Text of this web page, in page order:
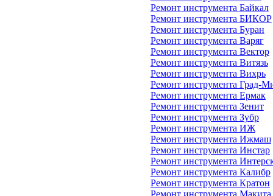
Ремонт инструмента Байкал
Ремонт инструмента БИКОР
Ремонт инструмента Буран
Ремонт инструмента Варяг
Ремонт инструмента Вектор
Ремонт инструмента Витязь
Ремонт инструмента Вихрь
Ремонт инструмента Град-
Ремонт инструмента Ермак
Ремонт инструмента Зенит
Ремонт инструмента Зубр
Ремонт инструмента ИЖ
Ремонт инструмента Ижмаш
Ремонт инструмента Инстар
Ремонт инструмента
Ремонт инструмента Калибр
Ремонт инструмента Кратон
Ремонт инструмента Макита